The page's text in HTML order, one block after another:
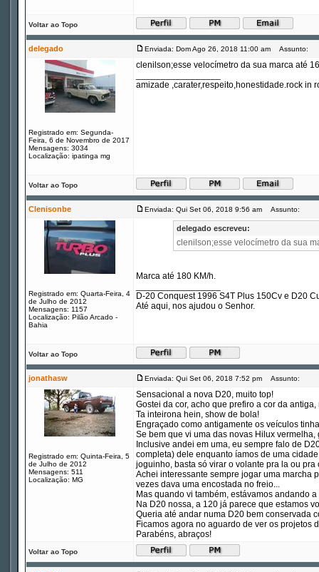
Voltar ao Topo
delegado Enviada: Dom Ago 26, 2018 11:00 am Assunto:
Registrado em: Segunda-
Feira, 6 de Novembro de 2017
Mensagens: 3034
Localização: ipatinga mg
clenilson;esse velocímetro da sua marca até
amizade ,carater,respeito,honestidade.rock in
Voltar ao Topo
Clenisonbe Enviada: Qui Set 06, 2018 9:56 am Assunto:
Registrado em: Quarta-Feira, 4
de Julho de 2012
Mensagens: 1157
Localização: Pilão Arcado -
Bahia
delegado escreveu:
clenilson;esse velocímetro da sua
Marca até 180 KM/h.
D-20 Conquest 1996 S4T Plus 150Cv e D20
Até aqui, nos ajudou o Senhor.
Voltar ao Topo
jonathasw Enviada: Qui Set 06, 2018 7:52 pm Assunto:
Registrado em: Quinta-Feira, 5
de Julho de 2012
Mensagens: 511
Localização: MG
Sensacional a nova D20, muito top!
Gostei da cor, acho que prefiro a cor da
Ta inteirona hein, show de bola!
Engraçado como antigamente os veículos
Se bem que vi uma das novas Hilux
Inclusive andei em uma, eu sempre falo de
completa) dele enquanto íamos de uma
joguinho, basta só virar o volante pra la ou pra
Achei interessante sempre jogar uma marcha
vezes dava uma encostada no freio...
Mas quando vi também, estávamos andando
Na D20 nossa, a 120 já parece que estamos
Queria até andar numa D20 bem conservada
Ficamos agora no aguardo de ver os projetos
Parabéns, abraços!
Voltar ao Topo